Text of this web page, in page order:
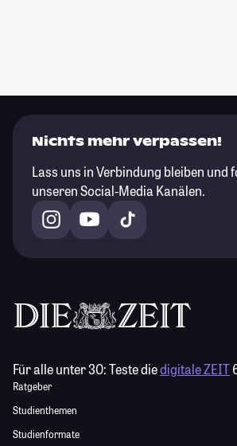
Nichts mehr verpassen!
Lass uns in Verbindung bleiben und
unseren Social-Media Kanälen.
Für alle unter 30:Teste diedigitale ZEIT
Ratgeber
Studienthemen
Studienformate